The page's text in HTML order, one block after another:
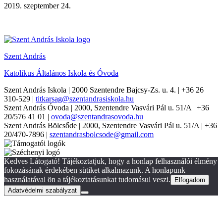
2019. szeptember 24.
Szent András
Katolikus Általános Iskola és Óvoda
Szent András Iskola | 2000 Szentendre Bajcsy-Zs. u. 4. | +36 26
310-529 | titkarsag@szentandrasiskola.hu
Szent András Óvoda | 2000, Szentendre Vasvári Pál u. 51/A | +36
20/576 41 01 | ovoda@szentandrasovoda.hu
Szent András Bölcsőde | 2000, Szentendre Vasvári Pál u. 51/A | +36
20/470-7896 | szentandrasbolcsode@gmail.com
Kedves Látogató! Tájékoztatjuk, hogy a honlap felhasználói élmény
fokozásának érdekében sütiket alkalmazunk. A honlapunk
használatával ön a tájékoztatásunkat tudomásul veszi.
Elfogadom
Adatvédelmi szabályzat